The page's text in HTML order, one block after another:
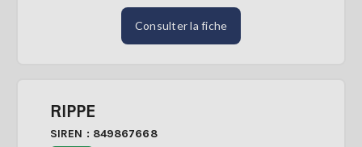
Consulter la fiche
RIPPE
SIREN : 849867668